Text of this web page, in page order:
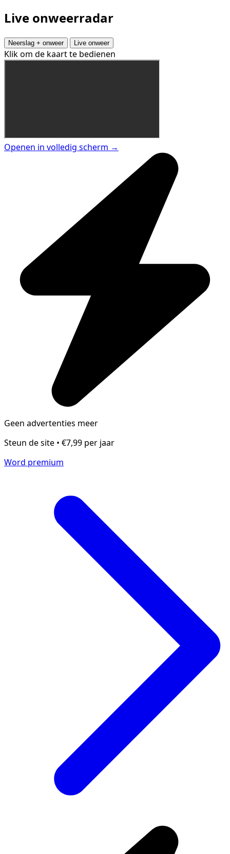
Live onweerradar
Neerslag + onweer Live onweer
Klik om de kaart te bedienen
Openen in volledig scherm →
Geen advertenties meer
Steun de site • €7,99 per jaar
Word premium